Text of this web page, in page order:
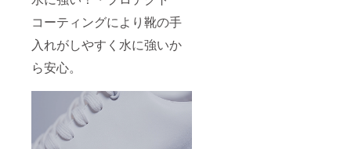
コーティングにより靴の手
入れがしやすく水に強いか
ら安心。